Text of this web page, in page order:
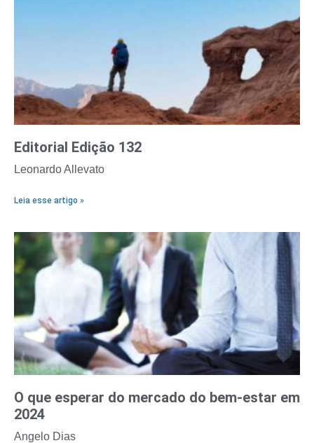
Editorial Edição 132
Leonardo Allevato
Leia esse artigo »
O que esperar do mercado do bem-estar em
2024
Angelo Dias